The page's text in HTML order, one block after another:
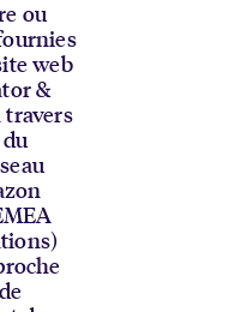
ou
web
&
travers